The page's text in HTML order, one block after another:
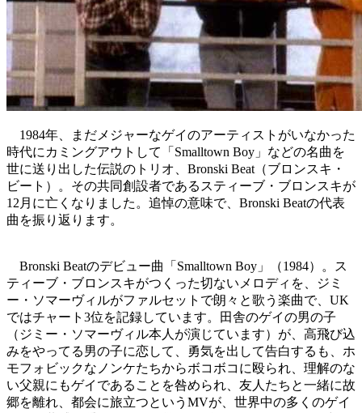
1984年、まだメジャーなゲイのアーティストがいなかった
時代にカミングアウトして「Smalltown Boy」などの名曲を
世に送り出した伝説のトリオ、Bronski Beat（ブロンスキ・
ビート）。その共同創設者であるスティーブ・ブロンスキが
12月に亡くなりました。追悼の意味で、Bronski Beatの代表
曲を振り返ります。
Bronski Beatのデビュー曲「Smalltown Boy」（1984）。ス
ティーブ・ブロンスキがつくった切ないメロディを、ジミ
ー・ソマーヴィルがファルセットで朗々と歌う楽曲で、UK
ではチャート3位を記録しています。田舎のゲイの男の子
（ジミー・ソマーヴィル本人が演じています）が、高飛び込
みをやってる男の子に恋して、勇気を出して告白するも、ホ
モフォビックなノンケたちからボコボコに殴られ、理解のな
い父親にもゲイであることを咎められ、友人たちと一緒に故
郷を離れ、都会に旅立つというMVが、世界中の多くのゲイ